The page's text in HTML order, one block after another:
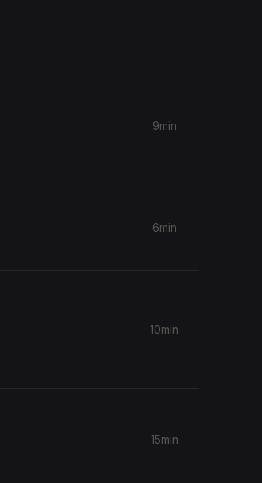
9min
6min
10min
15min